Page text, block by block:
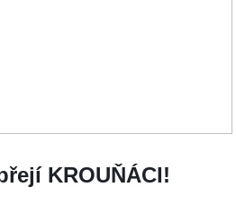
KROUŇÁCI!